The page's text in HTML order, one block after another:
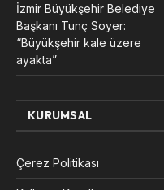
İzmir Büyükşehir Belediye
Başkanı Tunç Soyer:
“Büyükşehir kale üzere
ayakta”
KURUMSAL
Çerez Politikası